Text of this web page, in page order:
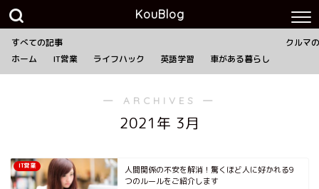
KouBlog
すべての記事
ホーム
IT営業 ライフハック 英語学習 車がある暮らし
クルマ
― ARCHIVES ―
2021年 3月
IT営業
人間関係の不安を解消！驚くほど人に好かれる9
つのルールをご紹介します